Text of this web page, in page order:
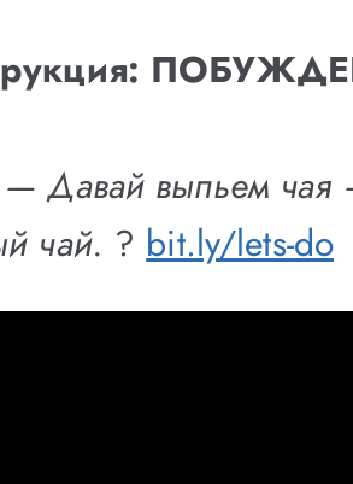
Давай выпьем
чай. ? bit.ly/lets-do